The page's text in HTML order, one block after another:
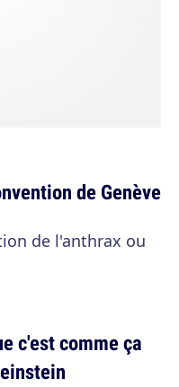
de Genève
de l'anthrax ou
c'est comme ça